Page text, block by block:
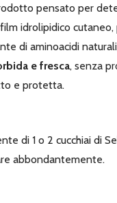
pensato per
idrolipidico
di aminoacidi
e fresca, senza
e protetta.
di 1 o 2 cucchiai di
abbondantemente.